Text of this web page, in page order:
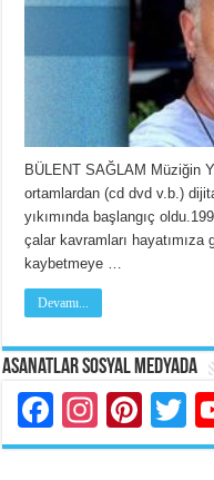
BÜLENT SAĞLAM Müziğin
ortamlardan (cd dvd v.b.)
yıkımında başlangıç
çalar kavramları
kaybetmeye …
Devamı...
Asanatlar Sosyal Medyada
Facebook